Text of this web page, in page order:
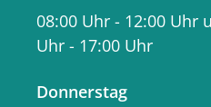
Die Jahresrechnung
ausgedrückt das
08:00 Uhr - 12:00 Uhr
Uhr - 17:00 Uhr
Donnerstag